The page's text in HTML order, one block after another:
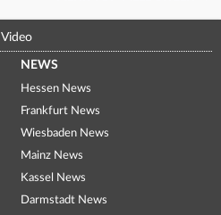
Video
NEWS
Hessen News
Frankfurt News
Wiesbaden News
Mainz News
Kassel News
Darmstadt News